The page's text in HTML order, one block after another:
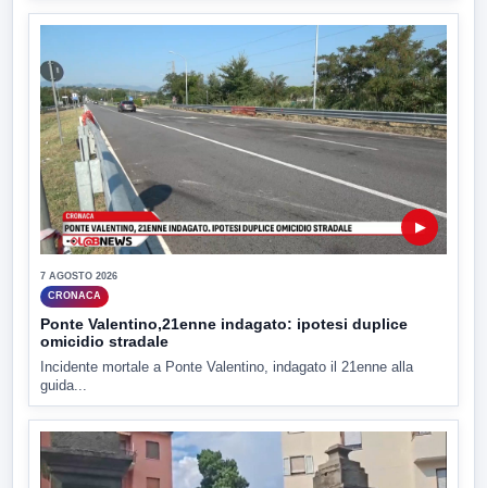
▶
7 AGOSTO 2026
CRONACA
Ponte Valentino,21enne indagato: ipotesi duplice
omicidio stradale
Incidente mortale a Ponte Valentino, indagato il 21enne alla
guida...